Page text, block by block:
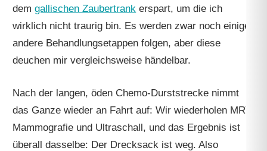
demgallischen Zaubertrank erspart, um die ich
wirklich nicht traurig bin. Es werden zwar noch einige
andere Behandlungsetappen folgen, aber diese
deuchen mir vergleichsweise händelbar.
Nach der langen, öden Chemo-Durststrecke nimmt
das Ganze wieder an Fahrt auf: Wir wiederholen MRT,
Mammografie und Ultraschall, und das Ergebnis ist
überall dasselbe: Der Drecksack ist weg. Also